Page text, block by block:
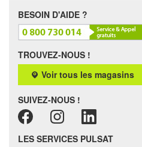
BESOIN D'AIDE ?
TROUVEZ-NOUS !
Voir tous les magasins
SUIVEZ-NOUS !
LES SERVICES PULSAT